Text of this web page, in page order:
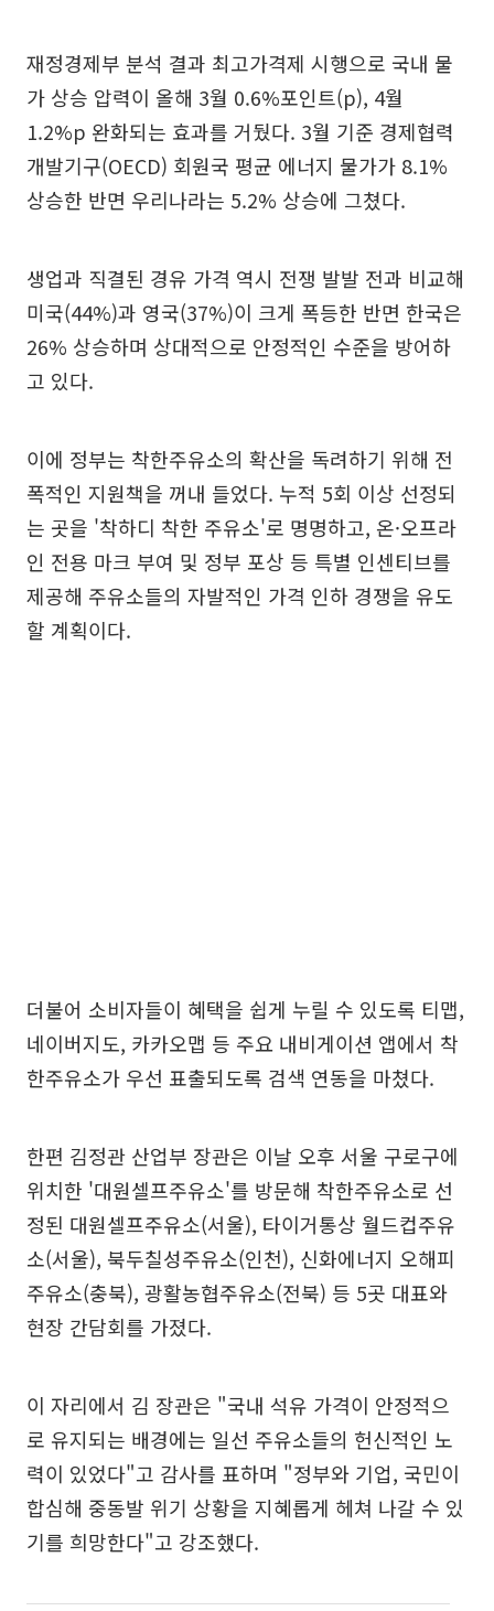
재정경제부 분석 결과 최고가격제 시행으로 국내 물
가 상승 압력이 올해 3월 0.6%포인트(p), 4월
1.2%p 완화되는 효과를 거뒀다. 3월 기준 경제협력
개발기구(OECD) 회원국 평균 에너지 물가가 8.1%
상승한 반면 우리나라는 5.2% 상승에 그쳤다.
생업과 직결된 경유 가격 역시 전쟁 발발 전과 비교해
미국(44%)과 영국(37%)이 크게 폭등한 반면 한국은
26% 상승하며 상대적으로 안정적인 수준을 방어하
고 있다.
이에 정부는 착한주유소의 확산을 독려하기 위해 전
폭적인 지원책을 꺼내 들었다. 누적 5회 이상 선정되
는 곳을 '착하디 착한 주유소'로 명명하고, 온·오프라
인 전용 마크 부여 및 정부 포상 등 특별 인센티브를
제공해 주유소들의 자발적인 가격 인하 경쟁을 유도
할 계획이다.
더불어 소비자들이 혜택을 쉽게 누릴 수 있도록 티맵,
네이버지도, 카카오맵 등 주요 내비게이션 앱에서 착
한주유소가 우선 표출되도록 검색 연동을 마쳤다.
한편 김정관 산업부 장관은 이날 오후 서울 구로구에
위치한 '대원셀프주유소'를 방문해 착한주유소로 선
정된 대원셀프주유소(서울), 타이거통상 월드컵주유
소(서울), 북두칠성주유소(인천), 신화에너지 오해피
주유소(충북), 광활농협주유소(전북) 등 5곳 대표와
현장 간담회를 가졌다.
이 자리에서 김 장관은 "국내 석유 가격이 안정적으
로 유지되는 배경에는 일선 주유소들의 헌신적인 노
력이 있었다"고 감사를 표하며 "정부와 기업, 국민이
합심해 중동발 위기 상황을 지혜롭게 헤쳐 나갈 수 있
기를 희망한다"고 강조했다.